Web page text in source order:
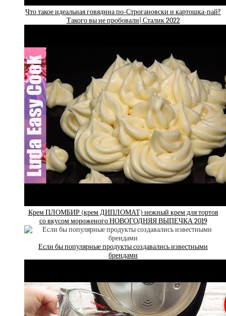
Что такое идеальная говядина по-Строгановски и картошка-пай?
Такого вы не пробовали| Сталик 2022
Крем ПЛОМБИР (крем ДИПЛОМАТ) нежный крем для тортов
со вкусом мороженого НОВОГОДНЯЯ ВЫПЕЧКА 2019
Если бы популярные продукты создавались известными
брендами